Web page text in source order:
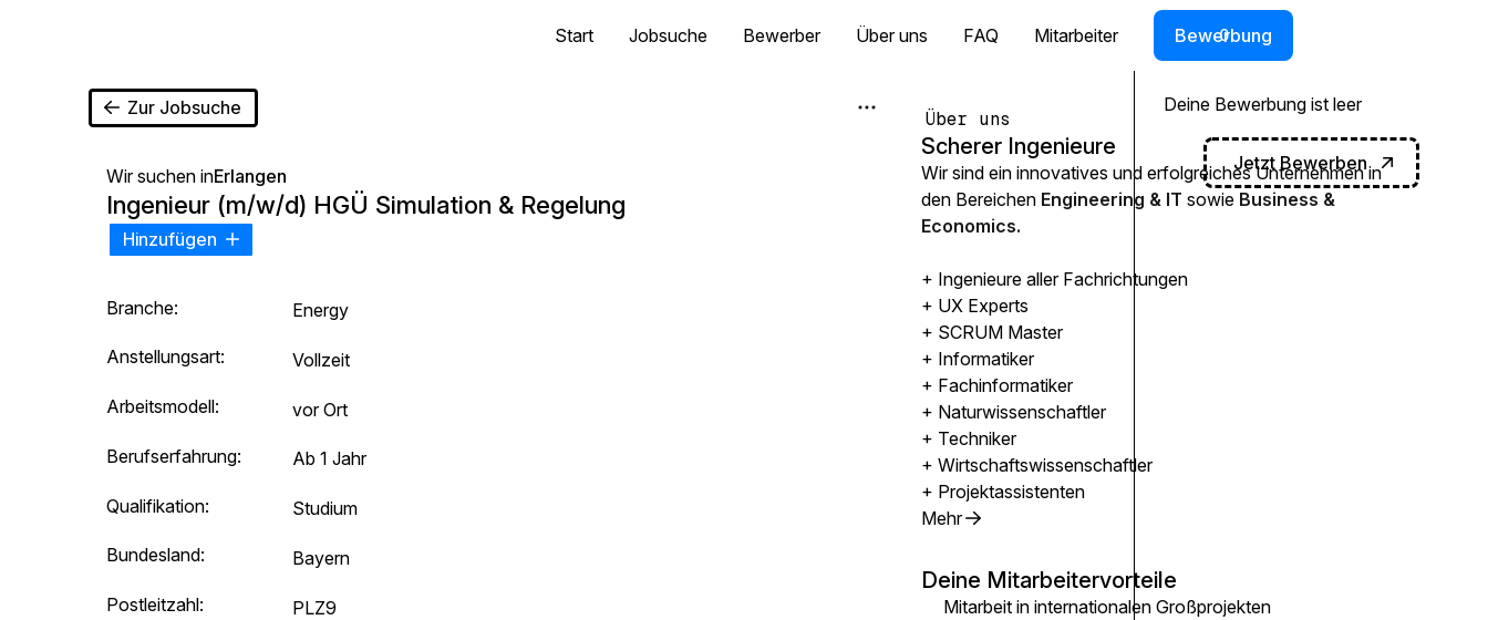
Start Jobsuche Bewerber Über uns FAQ Mitarbeiter Bewerbung
0
Deine Bewerbung ist leer
Jetzt Bewerben
Zur Jobsuche
Wir suchen inErlangen
Ingenieur (m/w/d) HGÜ Simulation & Regelung
Hinzufügen
Branche: Energy
Anstellungsart: Vollzeit
Arbeitsmodell: vor Ort
Berufserfahrung: Ab 1 Jahr
Qualifikation: Studium
Bundesland: Bayern
Postleitzahl: PLZ9
Über uns
Scherer Ingenieure
Wir sind ein innovatives und erfolgreiches Unternehmen in
den Bereichen Engineering & IT sowie Business &
Economics.
+ Ingenieure aller Fachrichtungen
+ UX Experts
+ SCRUM Master
+ Informatiker
+ Fachinformatiker
+ Naturwissenschaftler
+ Techniker
+ Wirtschaftswissenschaftler
+ Projektassistenten
Mehr
Deine Mitarbeitervorteile
Mitarbeit in internationalen Großprojekten